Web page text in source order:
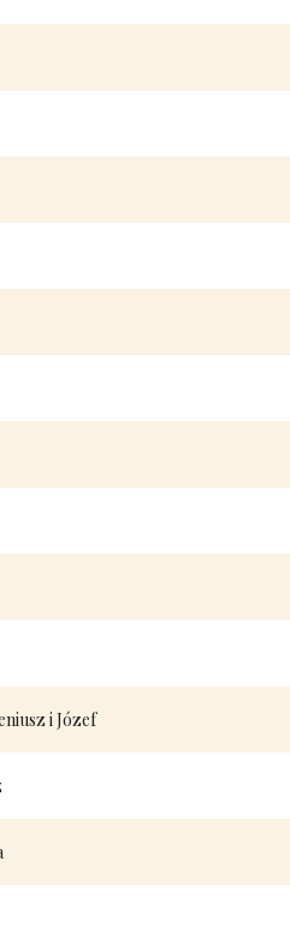
i Józef